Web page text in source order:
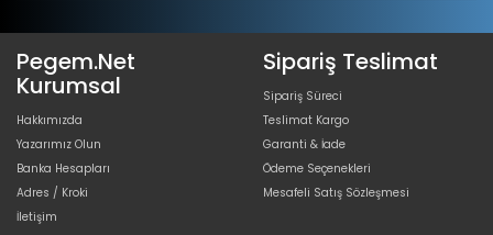
Pegem.Net
Kurumsal
Hakkımızda
Yazarımız Olun
Banka Hesapları
Adres / Kroki
İletişim
Sipariş Teslimat
Sipariş Süreci
Teslimat Kargo
Garanti & İade
Ödeme Seçenekleri
Mesafeli Satış Sözleşmesi